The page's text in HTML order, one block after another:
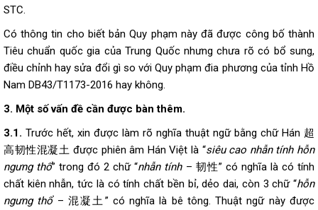
STC.
Có thông tin cho biết bản Quy phạm này đã được công bố thành
Tiêu chuẩn quốc gia của Trung Quốc nhưng chưa rõ có bổ sung,
điều chỉnh hay sửa đổi gì so với Quy phạm đia phương của tỉnh Hồ
Nam DB43/T1173-2016 hay không.
3. Một số vấn đề cần được bàn thêm.
3.1. Trước hết, xin được làm rõ nghĩa thuật ngữ bằng chữ Hán 超
高韧性混凝土 được phiên âm Hán Việt là “siêu cao nhẫn tính hỗn
ngưng thổ” trong đó 2 chữ “nhẫn tính– 韧性” có nghĩa là có tính
chất kiên nhẫn, tức là có tính chất bền bỉ, dẻo dai, còn 3 chữ “hỗn
ngưng thổ– 混凝土” có nghĩa là bê tông. Thuật ngữ này được